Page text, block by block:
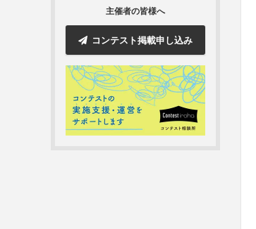
主催者の皆様へ
コンテスト掲載申し込み